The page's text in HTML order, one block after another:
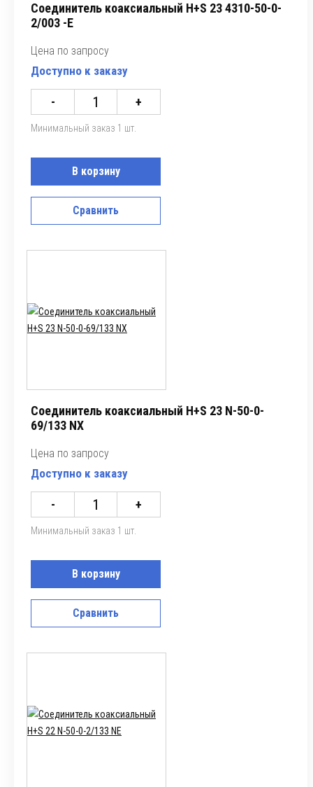
Соединитель коаксиальный H+S 23 4310-50-0-
2/003 -E
Цена по запросу
Доступно к заказу
- +
Минимальный заказ 1 шт.
В корзину
Сравнить
Соединитель коаксиальный H+S 23 N-50-0-
69/133 NX
Цена по запросу
Доступно к заказу
- +
Минимальный заказ 1 шт.
В корзину
Сравнить